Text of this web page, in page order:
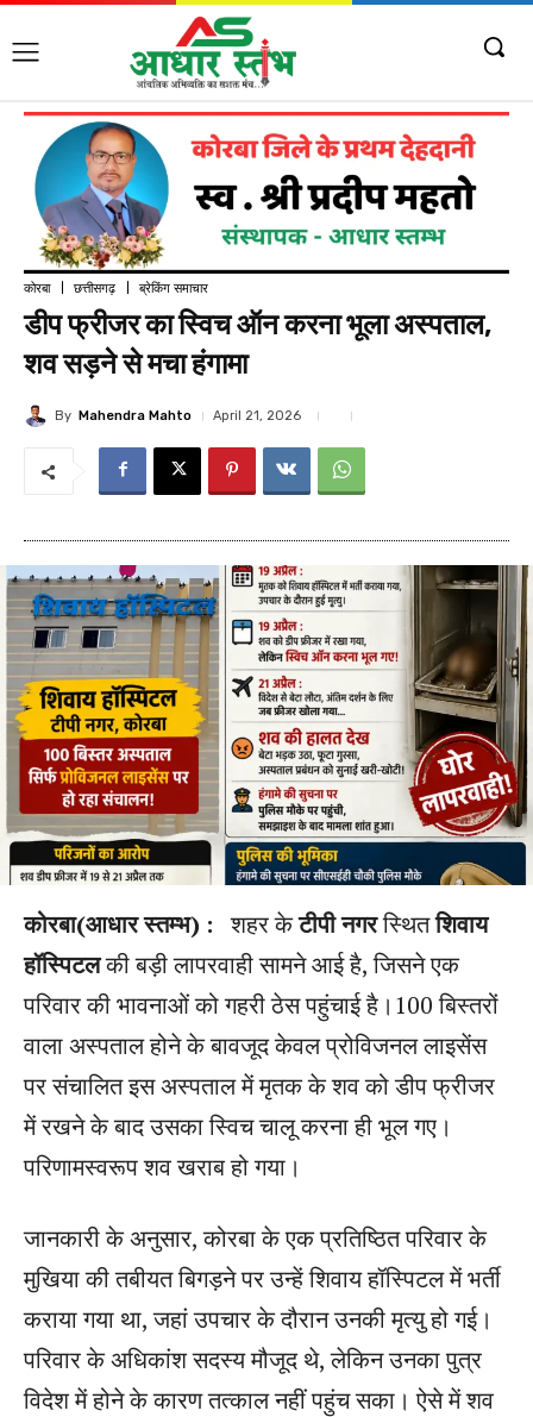
कोरबा छत्तीसगढ़ ब्रेकिंग समाचार
डीप फ्रीजर का स्विच ऑन करना भूला अस्पताल,
शव सड़ने से मचा हंगामा
By Mahendra Mahto April 21, 2026
कोरबा(आधार स्तम्भ) :शहर केटीपी नगरस्थितशिवाय
हॉस्पिटलकी बड़ी लापरवाही सामने आई है, जिसने एक
परिवार की भावनाओं को गहरी ठेस पहुंचाई है।100 बिस्तरों
वाला अस्पताल होने के बावजूद केवल प्रोविजनल लाइसेंस
पर संचालित इस अस्पताल में मृतक के शव को डीप फ्रीजर
में रखने के बाद उसका स्विच चालू करना ही भूल गए।
परिणामस्वरूप शव खराब हो गया।
जानकारी के अनुसार, कोरबा के एक प्रतिष्ठित परिवार के
मुखिया की तबीयत बिगड़ने पर उन्हें शिवाय हॉस्पिटल में भर्ती
कराया गया था, जहां उपचार के दौरान उनकी मृत्यु हो गई।
परिवार के अधिकांश सदस्य मौजूद थे, लेकिन उनका पुत्र
विदेश में होने के कारण तत्काल नहीं पहुंच सका। ऐसे में शव